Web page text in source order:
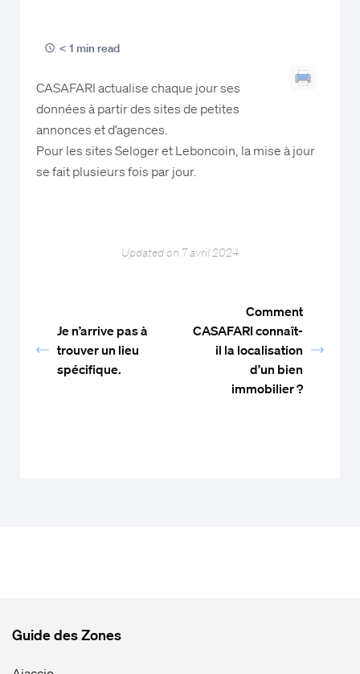
< 1 min read
CASAFARI actualise chaque jour ses
données à partir des sites de petites
annonces et d’agences.
Pour les sites Seloger et Leboncoin, la mise à jour
se fait plusieurs fois par jour.
Updated on 7 avril 2024
Je n’arrive pas à
trouver un lieu
spécifique.
Comment
CASAFARI connaît-
il la localisation
d’un bien
immobilier ?
Guide des Zones